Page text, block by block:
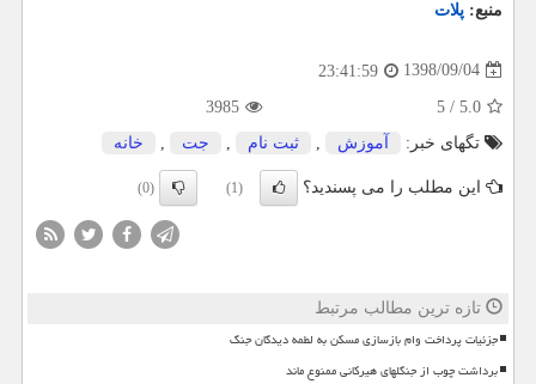
منبع: پلات
1398/09/04
23:41:59
5.0
/
5
3985
تگهای خبر:
آموزش ثبت نام جت خانه
این مطلب را می پسندید؟ (1)
(0)
تازه ترین مطالب مرتبط
جزئیات پرداخت وام بازسازی مسکن به لطمه دیدگان جنگ
برداشت چوب از جنگلهای هیرکانی ممنوع ماند